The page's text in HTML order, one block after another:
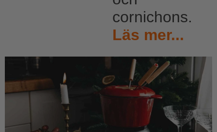
cornichons.
Läs mer...